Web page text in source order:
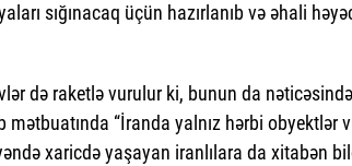
sığınacaq üçün hazırlanıb və əhali
də raketlə vurulur ki, bunun da nəticəsində
“İranda yalnız hərbi obyektlər
xaricdə yaşayan iranlılara da xitabən